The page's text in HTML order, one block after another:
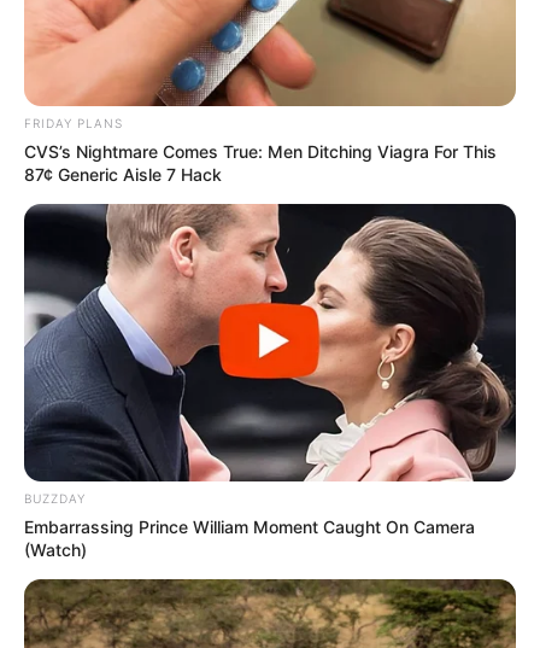
FRIDAY PLANS
CVS’s Nightmare Comes True: Men Ditching Viagra For This
87¢ Generic Aisle 7 Hack
BUZZDAY
Embarrassing Prince William Moment Caught On Camera
(Watch)